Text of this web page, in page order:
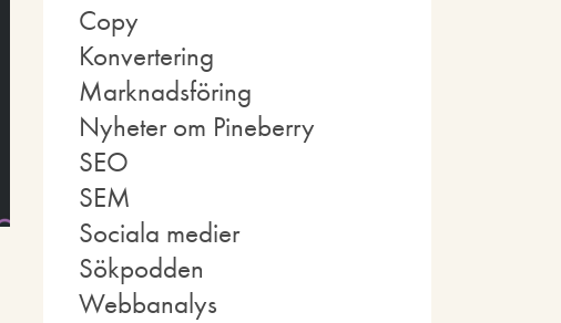
Copy
Konvertering
Marknadsföring
Nyheter om Pineberry
SEO
SEM
Sociala medier
Sökpodden
Webbanalys